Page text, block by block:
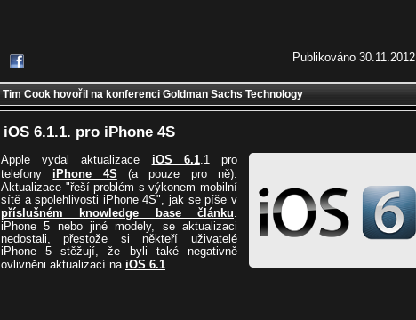
Publikováno 30.11.2012
Tim Cook hovořil na konferenci Goldman Sachs Technology
iOS 6.1.1. pro iPhone 4S
Apple vydal aktualizace iOS 6.1.1 pro
telefony iPhone 4S (a pouze pro ně).
Aktualizace "řeší problém s výkonem mobilní
sítě a spolehlivosti iPhone 4S", jak se píše v
příslušném knowledge base článku
iPhone 5 nebo jiné modely, se aktualizaci
nedostali, přestože si někteří uživatelé
iPhone 5 stěžují, že byli také negativně
ovlivněni aktualizací na iOS 6.1.